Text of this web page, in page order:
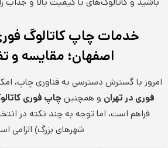
خدمات چاپ کاتالوگ
اصفهان؛ مقایسه و
امروز با گسترش دسترسی به فناوری چاپ،
فوری در تهران و همچنینچاپ فوری
فراهم است، اما توجه به چند نکته در
شهرهای بزرگ) الزامی